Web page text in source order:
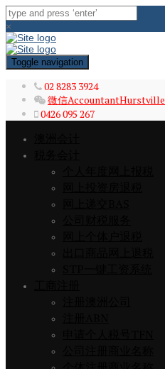
×
Toggle navigation
02 8283 3924
微信AccountantHurstville
0426 095 267